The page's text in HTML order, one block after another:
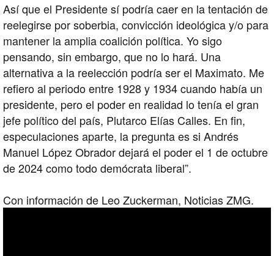
Así que el Presidente sí podría caer en la tentación de
reelegirse por soberbia, convicción ideológica y/o para
mantener la amplia coalición política. Yo sigo
pensando, sin embargo, que no lo hará. Una
alternativa a la reelección podría ser el Maximato. Me
refiero al periodo entre 1928 y 1934 cuando había un
presidente, pero el poder en realidad lo tenía el gran
jefe político del país, Plutarco Elías Calles. En fin,
especulaciones aparte, la pregunta es si Andrés
Manuel López Obrador dejará el poder el 1 de octubre
de 2024 como todo demócrata liberal”.
Con información de Leo Zuckerman, Noticias ZMG.